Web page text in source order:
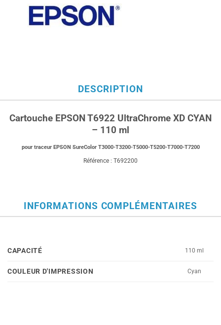
DESCRIPTION
Cartouche EPSON T6922 UltraChrome XD CYAN
– 110 ml
pour traceur EPSON SureColor T3000-T3200-T5000-T5200-T7000-T7200
Référence : T692200
INFORMATIONS COMPLÉMENTAIRES
CAPACITÉ 110 ml
COULEUR D'IMPRESSION Cyan